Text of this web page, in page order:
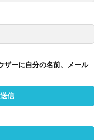
ザーに自分の名前、メール